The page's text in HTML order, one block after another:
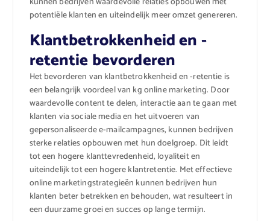
potentiële klanten en uiteindelijk meer omzet genereren.
Klantbetrokkenheid en -
retentie bevorderen
Het bevorderen van klantbetrokkenheid en -retentie is
een belangrijk voordeel van kg online marketing. Door
waardevolle content te delen, interactie aan te gaan met
klanten via sociale media en het uitvoeren van
gepersonaliseerde e-mailcampagnes, kunnen bedrijven
sterke relaties opbouwen met hun doelgroep. Dit leidt
tot een hogere klanttevredenheid, loyaliteit en
uiteindelijk tot een hogere klantretentie. Met effectieve
online marketingstrategieën kunnen bedrijven hun
klanten beter betrekken en behouden, wat resulteert in
een duurzame groei en succes op lange termijn.